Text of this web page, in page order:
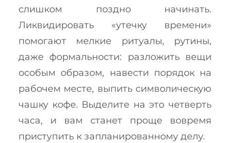
слишком поздно начинать.
Ликвидировать «утечку времени»
помогают мелкие ритуалы, рутины,
даже формальности: разложить вещи
особым образом, навести порядок на
рабочем месте, выпить символическую
чашку кофе. Выделите на это четверть
часа, и вам станет проще вовремя
приступить к запланированному делу.